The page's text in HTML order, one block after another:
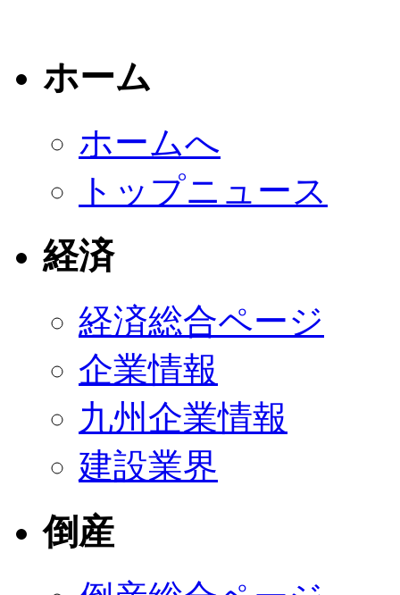
ホーム
ホームへ
トップニュース
経済
経済総合ページ
企業情報
九州企業情報
建設業界
倒産